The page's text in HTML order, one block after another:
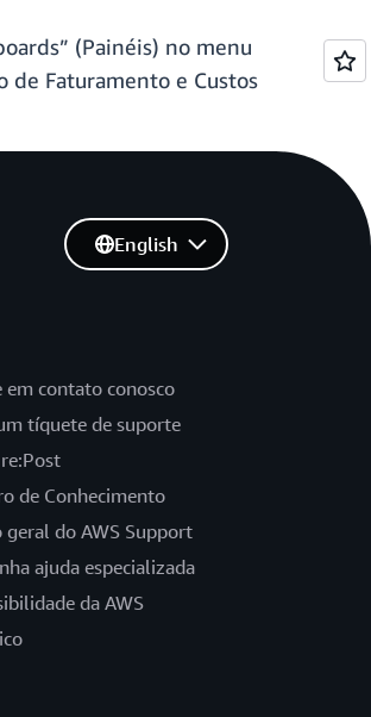
(Painéis) no menu
de Faturamento e Custos
em contato conosco
tíquete de suporte
de Conhecimento
geral do AWS Support
ajuda especializada
da AWS
English